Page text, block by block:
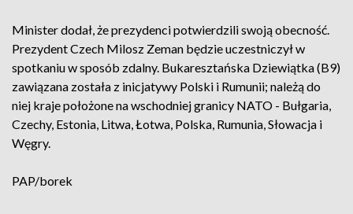
Minister dodał, że prezydenci potwierdzili swoją obecność.
Prezydent Czech Milosz Zeman będzie uczestniczył w
spotkaniu w sposób zdalny. Bukaresztańska Dziewiątka (B9)
zawiązana została z inicjatywy Polski i Rumunii; należą do
niej kraje położone na wschodniej granicy NATO - Bułgaria,
Czechy, Estonia, Litwa, Łotwa, Polska, Rumunia, Słowacja i
Węgry.
PAP/borek